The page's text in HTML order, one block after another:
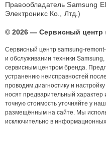
Правообладатель Samsung
Электроникс Ко., Лтд.)
© 2026 — Сервисный центр
Сервисный центр samsung-
и обслуживании техники
сервисным центром бренда.
устранению неисправностей
проводим диагностику и
носят предварительный
точную стоимость уточняйте у
размещённым на сайте. Мы
исключительно в